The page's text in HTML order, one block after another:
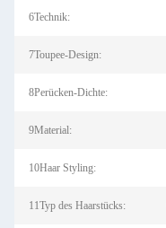
6Technik:
7Toupee-Design:
8Perücken-Dichte:
9Material:
10Haar Styling:
11Typ des Haarstücks: